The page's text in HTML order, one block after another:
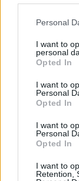
Please note
not limited to
grant or deny
use your data
consent section.
Personal
I want to
personal
Opted In
I want to
Personal
Opted In
I want to
Personal
Opted In
I want to
Retention,